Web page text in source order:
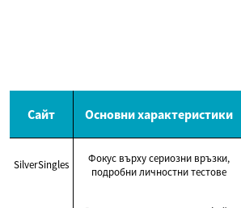
Сайт Основни характеристики
SilverSingles
Фокус върху сериозни връзки,
подробни личностни тестове